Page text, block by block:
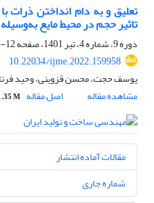
تعلیق و به دام انداختن
تاثیر حجم در محیط مایع
دوره 9، شماره 4، تیر 1401، صفحه
12-23
10.22034/ijme.2022.159958
یوسف حجت، محسن قزوینی، وحید
مشاهده مقاله
اصل مقاله M
مقالات آماده انتشار
شماره جاری